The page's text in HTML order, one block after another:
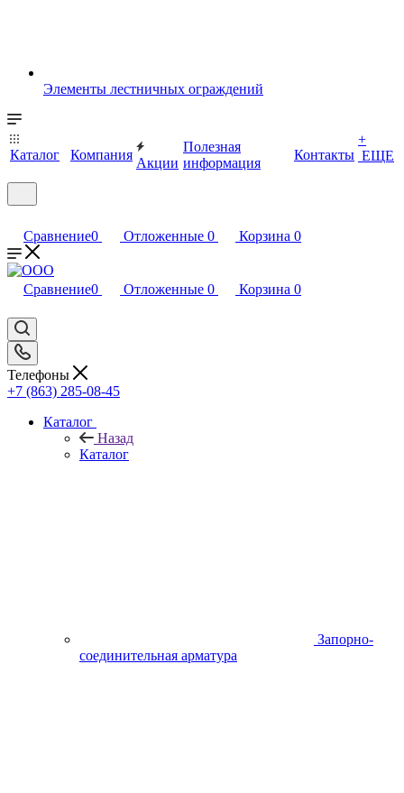
Элементы лестничных ограждений
Каталог Компания
Акции
Полезная
информация
Контакты
+
ЕЩЕ
Сравнение0 Отложенные 0 Корзина 0
Сравнение0 Отложенные 0 Корзина 0
Телефоны
+7 (863) 285-08-45
Каталог
Назад
Каталог
Запорно-
соединительная арматура